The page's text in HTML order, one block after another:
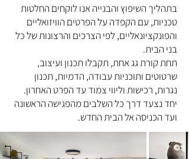
בתהליך השיפוץ והבנייה אנו לוקחים החלטות
טכניות, עם הקפדה על הפרטים הוויזואליים
והפונקציונאליים, לפי הצרכים והרצונות של כל
בני הבית.
תחת קורת גג אחת, תקבלו תכנון ועיצוב,
שרטוטים ותוכניות עבודה, הדמיות, תכנון
נגרות, רכישות וליווי צמוד עד הפרט האחרון.
יחד נצעד דרך כל השלבים מהפגישה הראשונה
ועד הכניסה אל הבית החדש.